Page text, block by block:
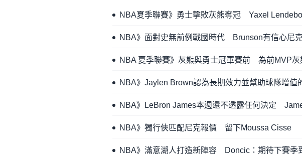
NBA夏季聯賽》勇士擊敗灰熊奪冠 Yaxel
NBA》面對史無前例戰國時代 Brunson有信心尼
NBA 夏季聯賽》灰熊與勇士冠軍賽前 為前MVP灰
NBA》Jaylen Brown認為長期效力並幫助球隊增
NBA》LeBron James本週還不透露任何決定
NBA》獨行俠匹配尼克報價 留下Moussa Cisse
NBA》滿意湖人打造新陣容 Doncic：期待下賽季